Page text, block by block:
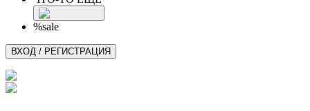
%sale
ВХОД / РЕГИСТРАЦИЯ